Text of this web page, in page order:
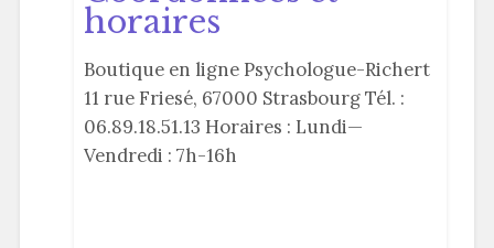
horaires
Boutique en ligne Psychologue-Richert
11 rue Friesé, 67000 Strasbourg Tél. :
06.89.18.51.13 Horaires : Lundi—
Vendredi : 7h-16h